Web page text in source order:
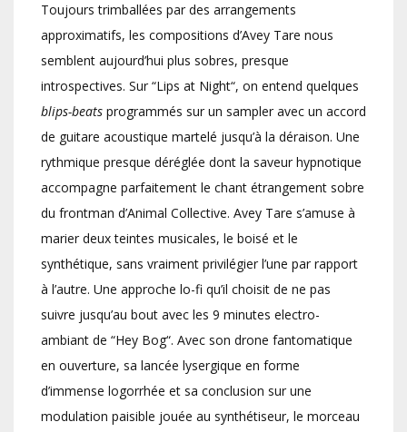
Toujours trimballées par des arrangements
approximatifs, les compositions d’Avey Tare nous
semblent aujourd’hui plus sobres, presque
introspectives. Sur “Lips at Night“, on entend quelques
blips-beats programmés sur un sampler avec un accord
de guitare acoustique martelé jusqu’à la déraison. Une
rythmique presque déréglée dont la saveur hypnotique
accompagne parfaitement le chant étrangement sobre
du frontman d’Animal Collective. Avey Tare s’amuse à
marier deux teintes musicales, le boisé et le
synthétique, sans vraiment privilégier l’une par rapport
à l’autre. Une approche lo-fi qu’il choisit de ne pas
suivre jusqu’au bout avec les 9 minutes electro-
ambiant de “Hey Bog“. Avec son drone fantomatique
en ouverture, sa lancée lysergique en forme
d’immense logorrhée et sa conclusion sur une
modulation paisible jouée au synthétiseur, le morceau